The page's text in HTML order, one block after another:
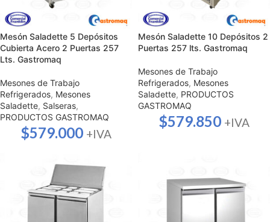
Mesón Saladette 5 Depósitos
Cubierta Acero 2 Puertas 257
Lts. Gastromaq
Mesones de Trabajo
Refrigerados, Mesones
Saladette, Salseras,
PRODUCTOS GASTROMAQ
$579.000 +IVA
Mesón Saladette 10 Depósitos 2
Puertas 257 lts. Gastromaq
Mesones de Trabajo
Refrigerados, Mesones
Saladette, PRODUCTOS
GASTROMAQ
$579.850 +IVA